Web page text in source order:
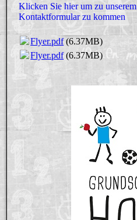
Klicken Sie hier um zu unserem
Kon­takt­for­mu­lar zu kommen
Flyer.pdf(6.37MB)
Flyer.pdf(6.37MB)